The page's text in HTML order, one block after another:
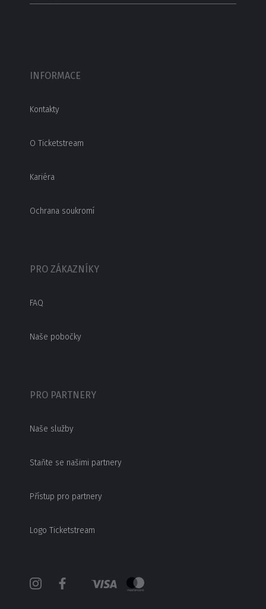
INFORMACE
Kontakty
O Ticketstream
Kariéra
Ochrana soukromí
PRO ZÁKAZNÍKY
FAQ
Naše pobočky
PRO PARTNERY
Naše služby
Staňte se našimi partnery
Přístup pro partnery
Logo Ticketstream